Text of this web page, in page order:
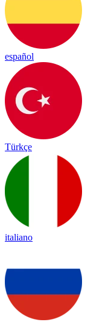
español
Türkçe
italiano